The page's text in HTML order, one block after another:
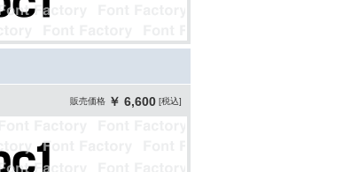
販売価格 ￥ 6,600 [税込]